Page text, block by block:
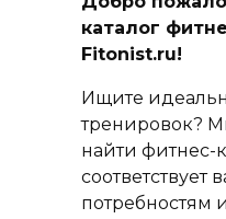
каталог
Fitonist.ru!
Ищите
тренировок?
найти фитнес-
соответствует
потребностям